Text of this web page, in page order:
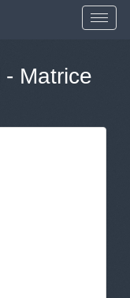
- Matrice